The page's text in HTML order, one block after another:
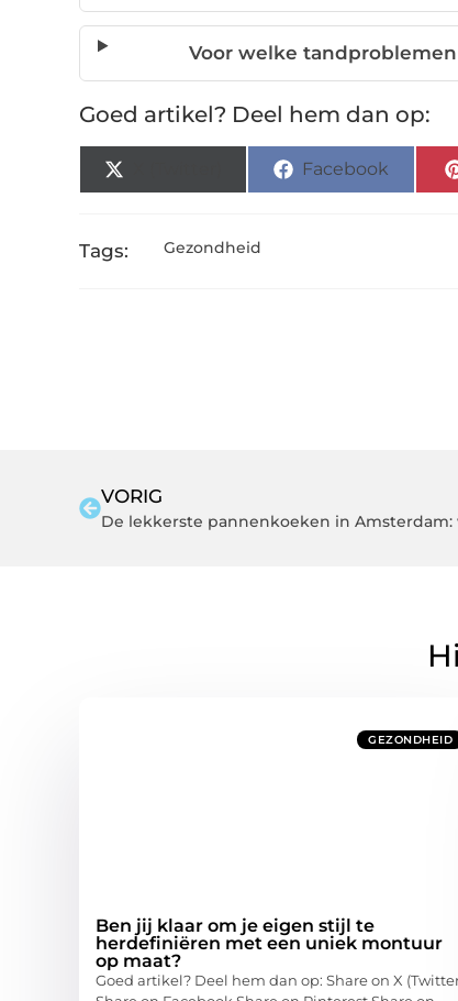
Voor welke
Goed artikel? Deel hem dan op:
Facebook
Tags: Gezondheid
VORIG
De lekkerste pannenkoeken in Amsterdam:
GEZONDHEID
Ben jij klaar om je eigen stijl te
herdefiniëren met een uniek montuur
op maat?
Goed artikel? Deel hem dan op: Share on X